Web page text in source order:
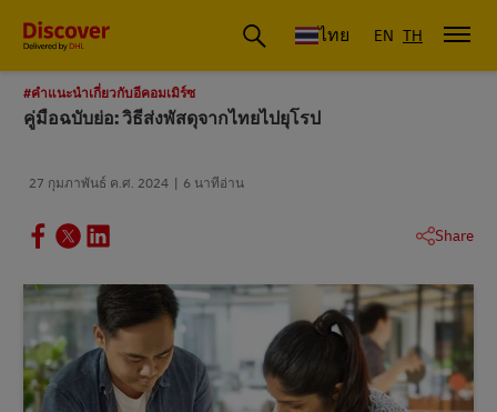
ดีเอชแอล ประเทศไทย ไทย EN TH
#คําแนะนําเกี่ยวกับอีคอมเมิร์ซ
คู่มือฉบับย่อ: วิธีส่งพัสดุจากไทยไปยุโรป
27 กุมภาพันธ์ ค.ศ. 2024 6 นาทีอ่าน
Share